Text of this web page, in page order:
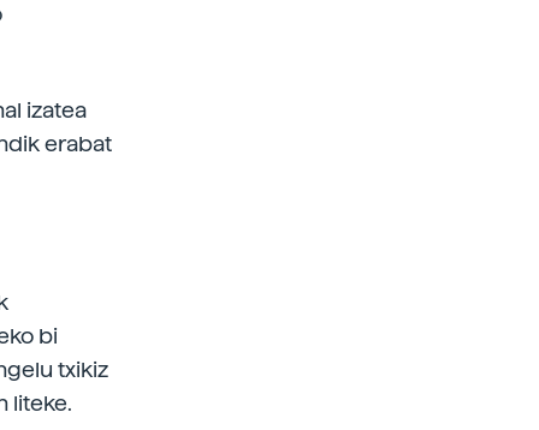
izatea
erabat
bi
txikiz
liteke.